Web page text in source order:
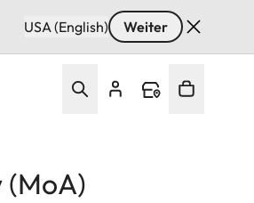
USA (English) Weiter
(MoA)